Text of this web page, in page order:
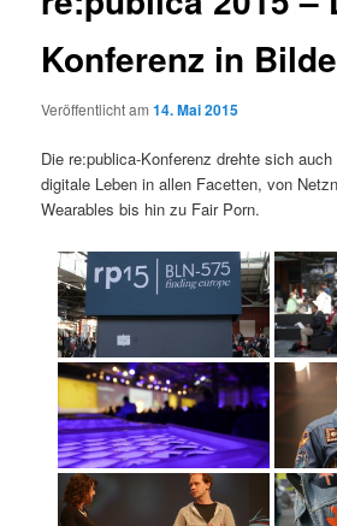
Konferenz in
Veröffentlicht am14. Mai 2015
Die re:publica-Konferenz drehte sich
digitale Leben in allen Facetten, von
Wearables bis hin zu Fair Porn.